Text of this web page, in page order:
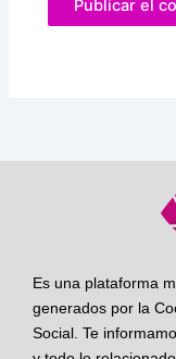
Es una plataforma
generados por la
Social. Te